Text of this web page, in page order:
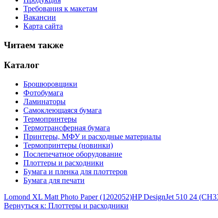
Требования к макетам
Вакансии
Карта сайта
Читаем также
Каталог
Брошюровщики
Фотобумага
Ламинаторы
Самоклеющаяся бумага
Термопринтеры
Термотрансферная бумага
Принтеры, МФУ и расходные материалы
Термопринтеры (новинки)
Послепечатное оборудование
Плоттеры и расходники
Бумага и пленка для плоттеров
Бумага для печати
Lomond XL Matt Photo Paper (1202052)HP DesignJet 510 24
Вернуться к: Плоттеры и расходники